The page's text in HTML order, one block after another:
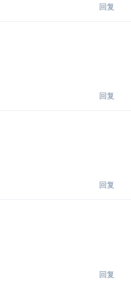
回复
回复
回复
回复